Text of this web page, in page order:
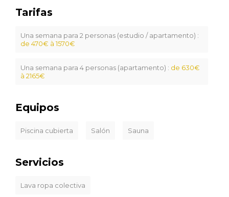
Tarifas
Una semana para 2 personas (estudio / apartamento) :
de 470€ à 1570€
Una semana para 4 personas (apartamento) : de 630€
à 2165€
Equipos
Piscina cubierta Salón Sauna
Servicios
Lava ropa colectiva